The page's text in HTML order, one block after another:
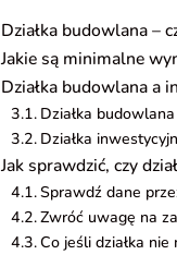
Działka budowlana –
Jakie są minimalne
Działka budowlana a
Działka
Działka
Jak sprawdzić, czy
Sprawdź dane
Zwróć uwagę na
Co jeśli działka nie